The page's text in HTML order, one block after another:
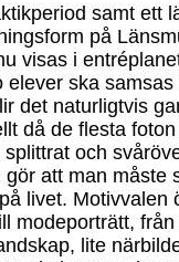
samt ett
på
visas i
ska
det naturligtvis
då de flesta
och
att man måste
livet. Motivvalen
modeporträtt,
lite